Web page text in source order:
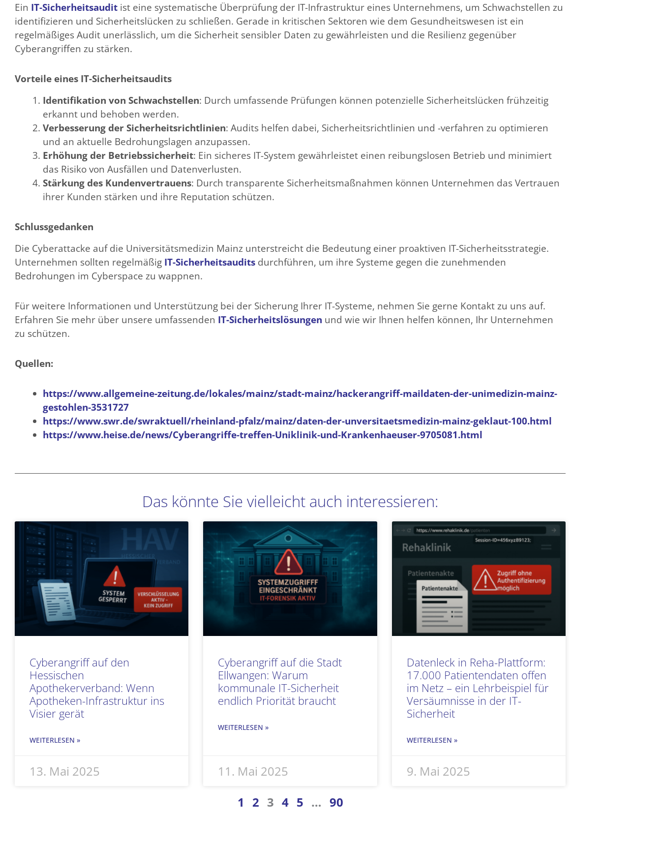
Ein IT-Sicherheitsaudit ist eine systematische Überprüfung der IT-Infrastruktur eines Unternehmens, um Schwachstellen zu
identifizieren und Sicherheitslücken zu schließen. Gerade in kritischen Sektoren wie dem Gesundheitswesen ist ein
regelmäßiges Audit unerlässlich, um die Sicherheit sensibler Daten zu gewährleisten und die Resilienz gegenüber
Cyberangriffen zu stärken.
Vorteile eines IT-Sicherheitsaudits
Identifikation von Schwachstellen: Durch umfassende Prüfungen können potenzielle Sicherheitslücken frühzeitig
erkannt und behoben werden.
Verbesserung der Sicherheitsrichtlinien: Audits helfen dabei, Sicherheitsrichtlinien und -verfahren zu optimieren
und an aktuelle Bedrohungslagen anzupassen.
Erhöhung der Betriebssicherheit: Ein sicheres IT-System gewährleistet einen reibungslosen Betrieb und minimiert
das Risiko von Ausfällen und Datenverlusten.
Stärkung des Kundenvertrauens: Durch transparente Sicherheitsmaßnahmen können Unternehmen das Vertrauen
ihrer Kunden stärken und ihre Reputation schützen.
Schlussgedanken
Die Cyberattacke auf die Universitätsmedizin Mainz unterstreicht die Bedeutung einer proaktiven IT-Sicherheitsstrategie.
Unternehmen sollten regelmäßig IT-Sicherheitsaudits durchführen, um ihre Systeme gegen die zunehmenden
Bedrohungen im Cyberspace zu wappnen.
Für weitere Informationen und Unterstützung bei der Sicherung Ihrer IT-Systeme, nehmen Sie gerne Kontakt zu uns auf.
Erfahren Sie mehr über unsere umfassenden IT-Sicherheitslösungen und wie wir Ihnen helfen können, Ihr Unternehmen
zu schützen.
Quellen:
https://www.allgemeine-zeitung.de/lokales/mainz/stadt-mainz/hackerangriff-maildaten-der-unimedizin-mainz-
gestohlen-3531727
https://www.swr.de/swraktuell/rheinland-pfalz/mainz/daten-der-unversitaetsmedizin-mainz-geklaut-100.html
https://www.heise.de/news/Cyberangriffe-treffen-Uniklinik-und-Krankenhaeuser-9705081.html
Das könnte Sie vielleicht auch interessieren:
Cyberangriff auf den
Hessischen
Apothekerverband: Wenn
Apotheken-Infrastruktur ins
Visier gerät
WEITERLESEN »
13. Mai 2025
Cyberangriff auf die Stadt
Ellwangen: Warum
kommunale IT-Sicherheit
endlich Priorität braucht
WEITERLESEN »
11. Mai 2025
Datenleck in Reha-Plattform:
17.000 Patientendaten offen
im Netz – ein Lehrbeispiel für
Versäumnisse in der IT-
Sicherheit
WEITERLESEN »
9. Mai 2025
Seite
1
Seite
2
Seite
3
Seite
4
Seite
5 …
Seite
90